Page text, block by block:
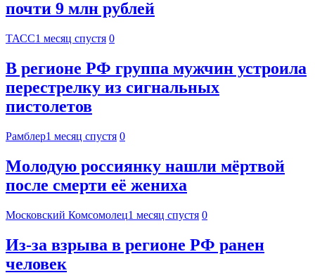
почти 9 млн рублей
ТАСС1 месяц спустя 0
В регионе РФ группа мужчин устроила
перестрелку из сигнальных
пистолетов
Рамблер1 месяц спустя 0
Молодую россиянку нашли мёртвой
после смерти её жениха
Московский Комсомолец1 месяц спустя 0
Из-за взрыва в регионе РФ ранен
человек